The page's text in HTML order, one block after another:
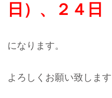
日）、２４日
になります。
よろしくお願い致します